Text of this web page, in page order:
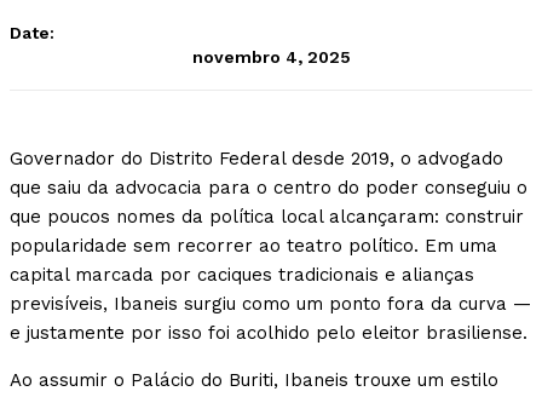
Date:
novembro 4, 2025
Governador do Distrito Federal desde 2019, o advogado
que saiu da advocacia para o centro do poder conseguiu o
que poucos nomes da política local alcançaram: construir
popularidade sem recorrer ao teatro político. Em uma
capital marcada por caciques tradicionais e alianças
previsíveis, Ibaneis surgiu como um ponto fora da curva —
e justamente por isso foi acolhido pelo eleitor brasiliense.
Ao assumir o Palácio do Buriti, Ibaneis trouxe um estilo